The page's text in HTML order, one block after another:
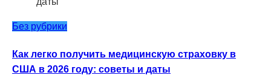
Без рубрики
Как легко получить медицинскую страховку в
США в 2026 году: советы и даты